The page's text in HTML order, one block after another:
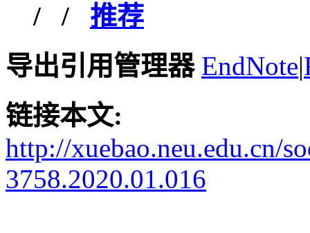
/ / 推荐
导出引用管理器 EndNote|
链接本文:
http://xuebao.neu.edu.cn/
3758.2020.01.016